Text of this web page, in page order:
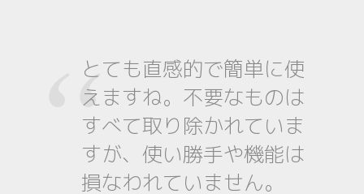
“
とても直感的で簡単に使
えますね。不要なものは
すべて取り除かれていま
すが、使い勝手や機能は
損なわれていません。